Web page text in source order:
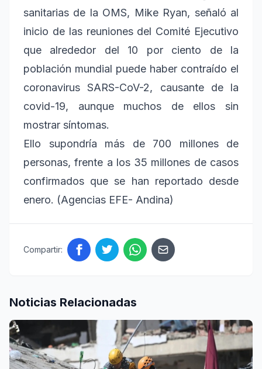
sanitarias de la OMS, Mike Ryan, señaló al
inicio de las reuniones del Comité Ejecutivo
que alrededor del 10 por ciento de la
población mundial puede haber contraído el
coronavirus SARS-CoV-2, causante de la
covid-19, aunque muchos de ellos sin
mostrar síntomas.
Ello supondría más de 700 millones de
personas, frente a los 35 millones de casos
confirmados que se han reportado desde
enero. (Agencias EFE- Andina)
Compartir:
Noticias Relacionadas